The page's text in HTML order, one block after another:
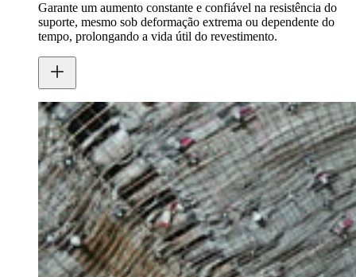
Garante um aumento constante e confiável na resistência do
suporte, mesmo sob deformação extrema ou dependente do
tempo, prolongando a vida útil do revestimento.